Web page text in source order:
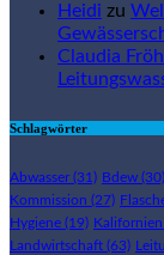
Heidi zu
Claudia
Schlagwörter
Abwasser(31) Bdew (30)
Kommission (27)
Hygiene (19) Kalifornien
Landwirtschaft (63)